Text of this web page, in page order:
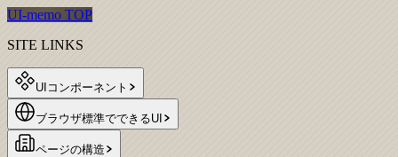
UI-memo TOP
SITE LINKS
UIコンポーネント
ブラウザ標準でできるUI
ページの構造